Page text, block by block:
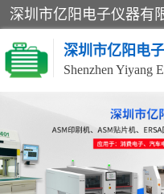
深圳市亿阳电
Shenzhen Yiyang
SX全自动高速贴片机
NeoHorizon全自动锡膏